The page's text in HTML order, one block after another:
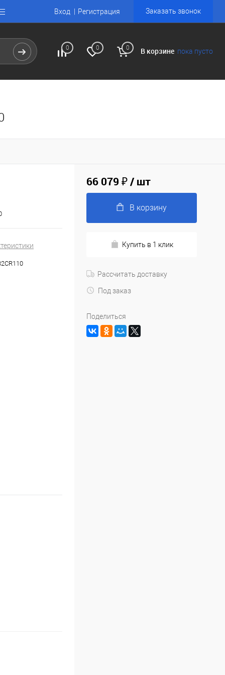
Вход Регистрация Заказать звонок
0 0 0 В корзине пока пусто
66 079 ₽/ шт
В корзину
Купить в 1 клик
Рассчитать доставку
Под заказ
Поделиться